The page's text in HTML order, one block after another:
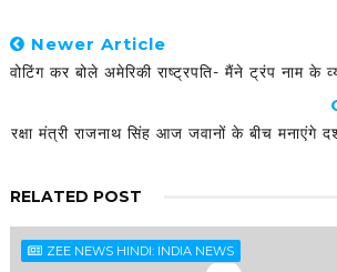
Newer Article
वोटिंग कर बोले अमेरिकी राष्ट्रपति- मैंने ट्रंप नाम के
रक्षा मंत्री राजनाथ सिंह आज जवानों के बीच मनाएंगे
RELATED POST
ZEE NEWS HINDI: INDIA NEWS